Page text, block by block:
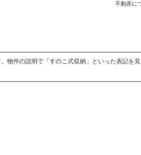
不動産に
物件の説明で「すのこ式収納」といった表記を